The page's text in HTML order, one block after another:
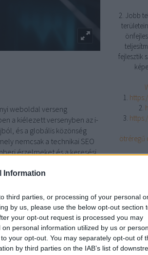
Information
third parties, or processing of your personal
by us, please use the below opt-out section
your opt-out request is processed you may
personal information utilized by us or
your opt-out. You may separately opt-out of
by third parties on the IAB’s list of
weboldal verseng
a kiélezett versenyben az i-
és a globális közönség
nemcsak a technikai SEO
érzelmeket és a keresési
hanem az érzelmi
múlt: Krisztaaz AI-támogatott
globális
pedig a villámgyors
2. Jobb
fejlesztik
1.
2.
3.
ötréregű
BWT